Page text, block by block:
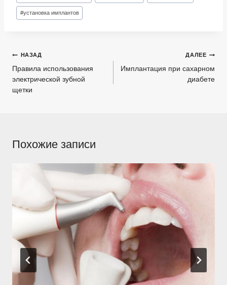
#установка имплантов
Навигация
по
записям
НАЗАД
Правила использования
электрической зубной
щетки
ДАЛЕЕ
Имплантация при сахарном
диабете
Похожие записи